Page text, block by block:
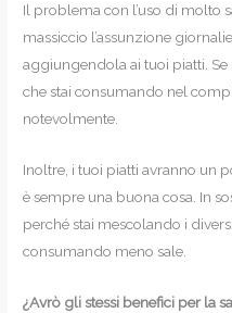
Il problema con l’uso di molto
massiccio l’assunzione
aggiungendola ai tuoi piatti. Se
che stai consumando nel
notevolmente.
Inoltre, i tuoi piatti avranno un
è sempre una buona cosa. In
perché stai mescolando i
consumando meno sale.
¿Avrò gli stessi benefici per la